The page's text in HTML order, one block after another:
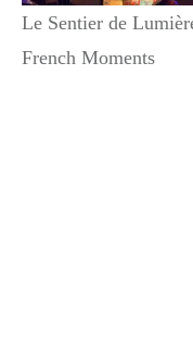
Le Sentier de
French Moments